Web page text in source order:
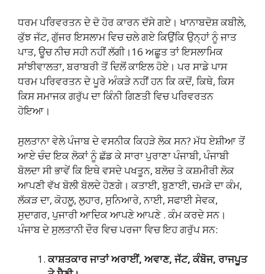
ਧਰਮ ਪਰਿਵਰਤਨ ਦੇ ਦੋ ਹੋਰ ਕਾਰਨ ਦੱਸੇ ਗਏ। ਖਾਨਾਬਦੋਸ਼ ਕਬੀਲੇ,
ਕੁੱਝ ਜੱਟ, ਗੁੱਜਰ ਇਸਲਾਮ ਵਿਚ ਚਲੇ ਗਏ ਕਿਉਂਕਿ ਉਨ੍ਹਾਂ ਨੂੰ ਜਾਤ
ਪਾਤ, ਊਚ ਨੀਚ ਸਹੀ ਨਹੀਂ ਲੱਗੀ।16 ਅਛੂਤ ਤਾਂ ਇਸਲਾਮਿਕ
ਸਾਂਝੀਵਾਲਤਾ, ਬਰਾਬਰੀ ਤੋਂ ਦਿਲੋਂ ਕਾਇਲ ਹੋਏ। ਪਰ ਸਾਡੇ ਪਾਸ
ਧਰਮ ਪਰਿਵਰਤਨ ਦੇ ਪੂਰੇ ਅੰਕੜੇ ਨਹੀਂ ਹਨ ਕਿ ਕਦੋਂ, ਕਿਥੇ, ਕਿਸ
ਕਿਸ ਸਮਾਜਕ ਗਰੁੱਪ ਦਾ ਕਿੰਨੀ ਗਿਣਤੀ ਵਿਚ ਪਰਿਵਰਤਨ
ਹੋਇਆ।
ਸੁਲਤਾਨਾ ਵੇਲੇ ਪੰਜਾਬ ਦੇ ਵਸਨੀਕ ਕਿਹੜੇ ਲੋਕ ਸਨ? ਮੱਧ ਏਸ਼ੀਆ ਤੋਂ
ਆਏ ਚੰਦ ਇਕ ਲੋਕਾਂ ਨੂੰ ਛੱਡ ਕੇ ਸਾਰਾ ਪੁਰਾਣਾ ਪੰਜਾਬੀ, ਪੰਜਾਬੀ
ਬੋਲਦਾ ਸੀ ਭਾਵੇਂ ਕਿ ਇਥੇ ਵਸਦੇ ਪਖਤੂਨ, ਬਲੋਚ ਤੇ ਕਸ਼ਮੀਰੀ ਲੋਕ
ਆਪਣੀ ਵੱਖ ਬੋਲੀ ਬੋਲਦੇ ਹੋਣਗੇ। ਕਤਾਈ, ਬੁਣਾਈ, ਚਮੜੇ ਦਾ ਕੰਮ,
ਲੱਕੜ ਦਾ, ਕੋਹਲੂ, ਲੁਹਾਰ, ਸੁਨਿਆਰੇ, ਨਾਈ, ਸਫਾਈ ਸੇਵਕ,
ਸੁਦਾਗਰ, ਪੁਜਾਰੀ ਆਦਿਕ ਆਪਣੇ ਆਪਣੇ . ਕੰਮ ਕਰਦੇ ਸਨ।
ਪੰਜਾਬ ਦੇ ਸੁਲਤਾਨੀ ਦੌਰ ਵਿਚ ਪਰਜਾ ਵਿਚ ਇਹ ਗਰੁੱਪ ਸਨ:
ਕਾਸ਼ਤਕਾਰ ਜਾਤਾਂ ਅਰਾਈਂ, ਅਵਾਣ, ਜੱਟ, ਕੰਬੋਜ, ਰਾਜਪੂਤ